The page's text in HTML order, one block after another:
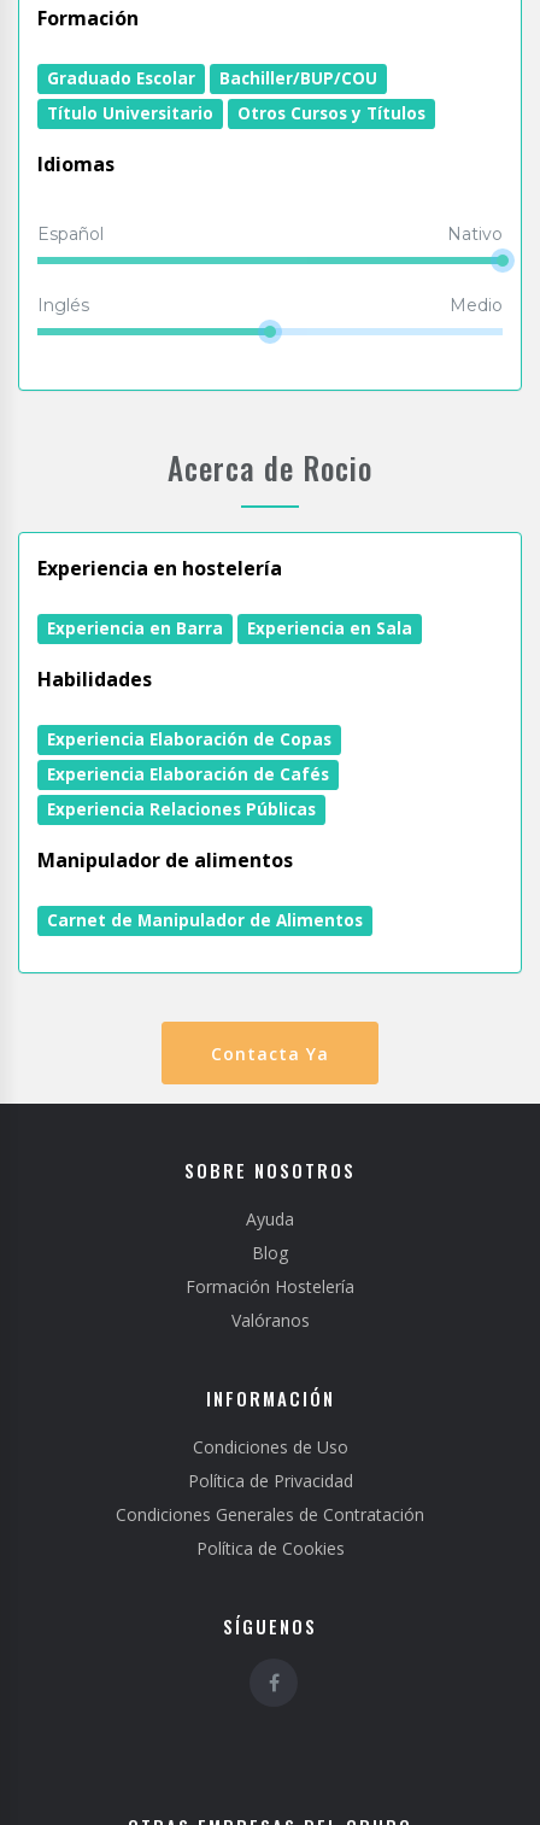
Formación
Graduado Escolar
Bachiller/BUP/COU
Título Universitario
Otros Cursos y Títulos
Idiomas
Español Nativo
Inglés Medio
Acerca de Rocio
Experiencia en hostelería
Experiencia en Barra Experiencia en Sala
Habilidades
Experiencia Elaboración de Copas
Experiencia Elaboración de Cafés
Experiencia Relaciones Públicas
Manipulador de alimentos
Carnet de Manipulador de Alimentos
Contacta Ya
SOBRE NOSOTROS
Ayuda
Blog
Formación Hostelería
Valóranos
INFORMACIÓN
Condiciones de Uso
Política de Privacidad
Condiciones Generales de Contratación
Política de Cookies
SÍGUENOS